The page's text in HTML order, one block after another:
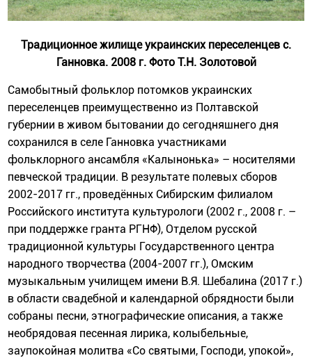
Традиционное жилище украинских переселенцев с.
Ганновка. 2008 г. Фото Т.Н. Золотовой
Самобытный фольклор потомков украинских
переселенцев преимущественно из Полтавской
губернии в живом бытовании до сегодняшнего дня
сохранился в селе Ганновка участниками
фольклорного ансамбля «Калынонька» – носителями
певческой традиции. В результате полевых сборов
2002-2017 гг., проведённых Сибирским филиалом
Российского института культурологи (2002 г., 2008 г. –
при поддержке гранта РГНФ), Отделом русской
традиционной культуры Государственного центра
народного творчества (2004-2007 гг.), Омским
музыкальным училищем имени В.Я. Шебалина (2017 г.)
в области свадебной и календарной обрядности были
собраны песни, этнографические описания, а также
необрядовая песенная лирика, колыбельные,
заупокойная молитва «Со святыми, Господи, упокой»,